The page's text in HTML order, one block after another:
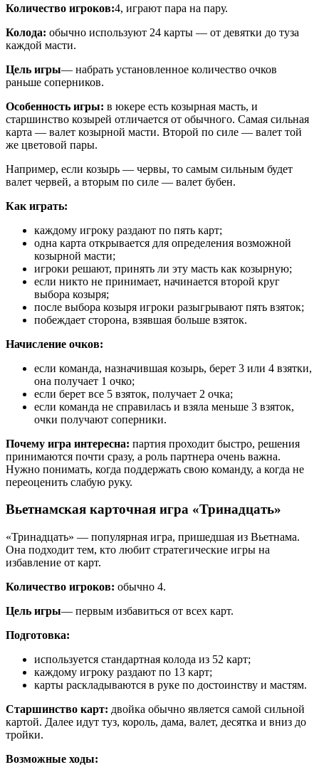
Количество игроков:4, играют пара на пару.
Колода: обычно используют 24 карты — от девятки до туза
каждой масти.
Цель игры— набрать установленное количество очков
раньше соперников.
Особенность игры: в юкере есть козырная масть, и
старшинство козырей отличается от обычного. Самая сильная
карта — валет козырной масти. Второй по силе — валет той
же цветовой пары.
Например, если козырь — червы, то самым сильным будет
валет червей, а вторым по силе — валет бубен.
Как играть:
каждому игроку раздают по пять карт;
одна карта открывается для определения возможной
козырной масти;
игроки решают, принять ли эту масть как козырную;
если никто не принимает, начинается второй круг
выбора козыря;
после выбора козыря игроки разыгрывают пять взяток;
побеждает сторона, взявшая больше взяток.
Начисление очков:
если команда, назначившая козырь, берет 3 или 4 взятки,
она получает 1 очко;
если берет все 5 взяток, получает 2 очка;
если команда не справилась и взяла меньше 3 взяток,
очки получают соперники.
Почему игра интересна: партия проходит быстро, решения
принимаются почти сразу, а роль партнера очень важна.
Нужно понимать, когда поддержать свою команду, а когда не
переоценить слабую руку.
Вьетнамская карточная игра «Тринадцать»
«Тринадцать» — популярная игра, пришедшая из Вьетнама.
Она подходит тем, кто любит стратегические игры на
избавление от карт.
Количество игроков: обычно 4.
Цель игры— первым избавиться от всех карт.
Подготовка:
используется стандартная колода из 52 карт;
каждому игроку раздают по 13 карт;
карты раскладываются в руке по достоинству и мастям.
Старшинство карт: двойка обычно является самой сильной
картой. Далее идут туз, король, дама, валет, десятка и вниз до
тройки.
Возможные ходы: